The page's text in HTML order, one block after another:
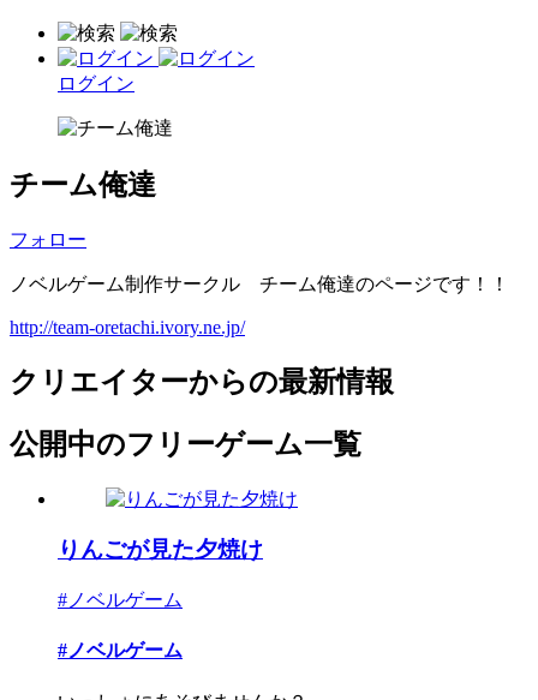
ログイン
チーム俺達
フォロー
ノベルゲーム制作サークル チーム俺達のページです！！
http://team-oretachi.ivory.ne.jp/
クリエイターからの最新情報
公開中のフリーゲーム一覧
りんごが見た夕焼け
#ノベルゲーム
#ノベルゲーム